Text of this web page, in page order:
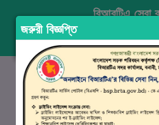
বিআরটিএ সেবা
প্রবেশ করুন নিবন্ধন
জরুরী বিজ্ঞপ্তি